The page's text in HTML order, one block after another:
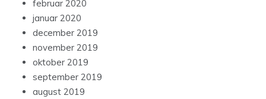
februar 2020
januar 2020
december 2019
november 2019
oktober 2019
september 2019
august 2019